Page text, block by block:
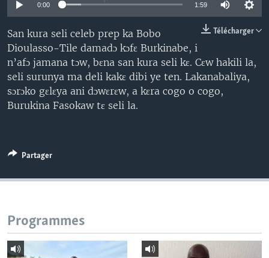
0:00 1:59
Télécharger
San kura seli celeb prep ka Bobo
Dioulasso-Tile damadɔ kɔfɛ Burkinabe, i
n’afɔ jamana tɔw, bɛna san kura seli kɛ. Cɛw hakili la,
seli surunya ma deli kakɛ dibi ye ten. Lakanabaliya,
sɔrɔko gɛlɛya ani dɔwɛrɛw, a kɛra cogo o cogo,
Burukina Fasokaw tɛ seli la.
Partager
Programmes